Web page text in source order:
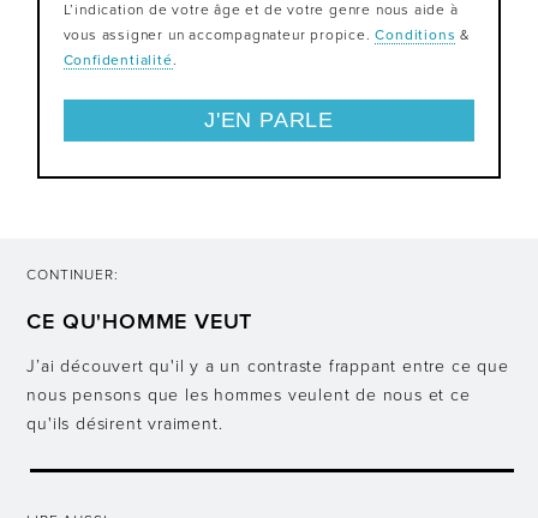
L’indication de votre âge et de votre genre nous aide à
vous assigner un accompagnateur propice.Conditions &
Confidentialité.
CONTINUER:
CE QU'HOMME VEUT
J’ai découvert qu'il y a un contraste frappant entre ce que
nous pensons que les hommes veulent de nous et ce
qu'ils désirent vraiment.